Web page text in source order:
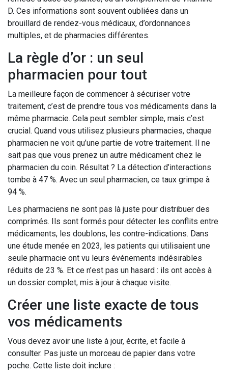
D. Ces informations sont souvent oubliées dans un
brouillard de rendez-vous médicaux, d’ordonnances
multiples, et de pharmacies différentes.
La règle d’or : un seul
pharmacien pour tout
La meilleure façon de commencer à sécuriser votre
traitement, c’est de prendre tous vos médicaments dans la
même pharmacie. Cela peut sembler simple, mais c’est
crucial. Quand vous utilisez plusieurs pharmacies, chaque
pharmacien ne voit qu’une partie de votre traitement. Il ne
sait pas que vous prenez un autre médicament chez le
pharmacien du coin. Résultat ? La détection d’interactions
tombe à 47 %. Avec un seul pharmacien, ce taux grimpe à
94 %.
Les pharmaciens ne sont pas là juste pour distribuer des
comprimés. Ils sont formés pour détecter les conflits entre
médicaments, les doublons, les contre-indications. Dans
une étude menée en 2023, les patients qui utilisaient une
seule pharmacie ont vu leurs événements indésirables
réduits de 23 %. Et ce n’est pas un hasard : ils ont accès à
un dossier complet, mis à jour à chaque visite.
Créer une liste exacte de tous
vos médicaments
Vous devez avoir une liste à jour, écrite, et facile à
consulter. Pas juste un morceau de papier dans votre
poche. Cette liste doit inclure :